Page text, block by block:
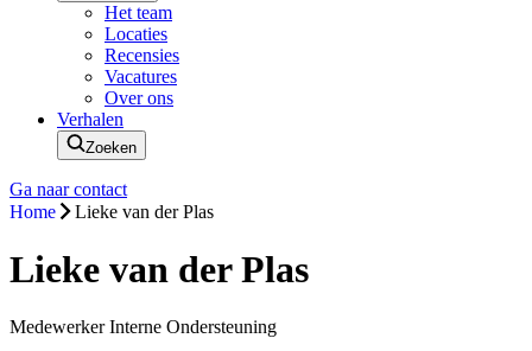
Het team
Locaties
Recensies
Vacatures
Over ons
Verhalen
Zoeken
Ga naar contact
Home
Lieke van der Plas
Lieke van der Plas
Medewerker Interne Ondersteuning